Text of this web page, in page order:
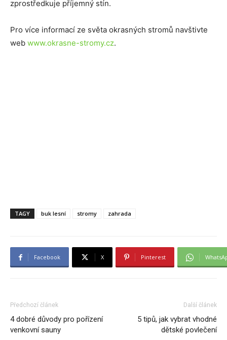
zprostředkuje příjemný stín.
Pro více informací ze světa okrasných stromů navštivte
web www.okrasne-stromy.cz.
TAGY buk lesní stromy zahrada
Facebook X Pinterest
Předchozí článek
4 dobré důvody pro pořízení
venkovní sauny
Další článek
5 tipů, jak vybrat vhodné
dětské povlečení